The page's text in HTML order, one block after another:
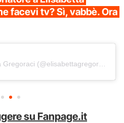
facevi tv? Sì, vabbè. Ora
su Fanpage.it